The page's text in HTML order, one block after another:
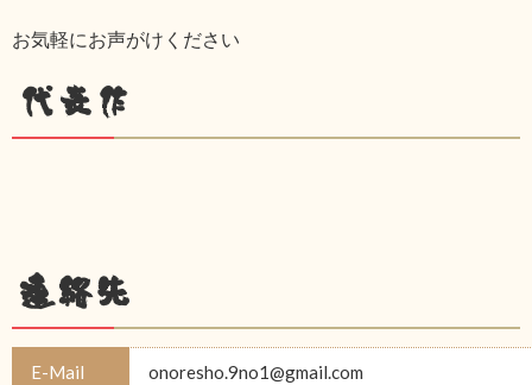
お気軽にお声がけください
代表作
連絡先
E-Mail onoresho.9no1@gmail.com